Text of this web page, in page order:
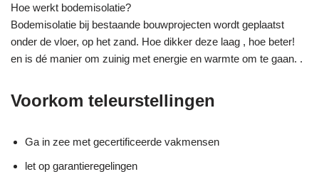
Hoe werkt bodemisolatie?
Bodemisolatie bij bestaande bouwprojecten wordt geplaatst
onder de vloer, op het zand. Hoe dikker deze laag , hoe beter!
en is dé manier om zuinig met energie en warmte om te gaan. .
Voorkom teleurstellingen
Ga in zee met gecertificeerde vakmensen
let op garantieregelingen